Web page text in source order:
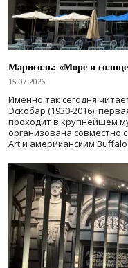
Марисоль: «Море и
15.07.2026
Именно так сегодня
Эскобар (1930-2016),
проходит в крупнейшем
организована совместно
Art и американским Buffalo